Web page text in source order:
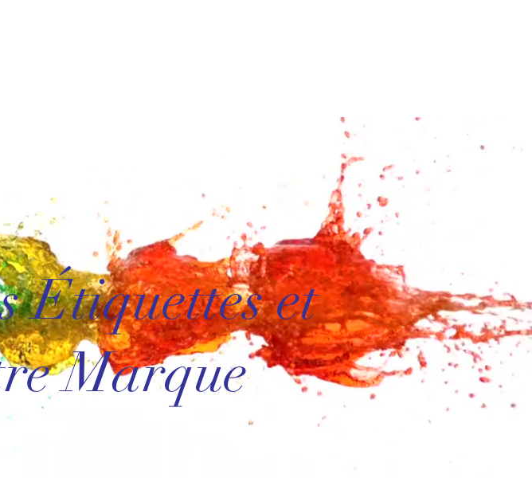
Étiquettes et
Marque